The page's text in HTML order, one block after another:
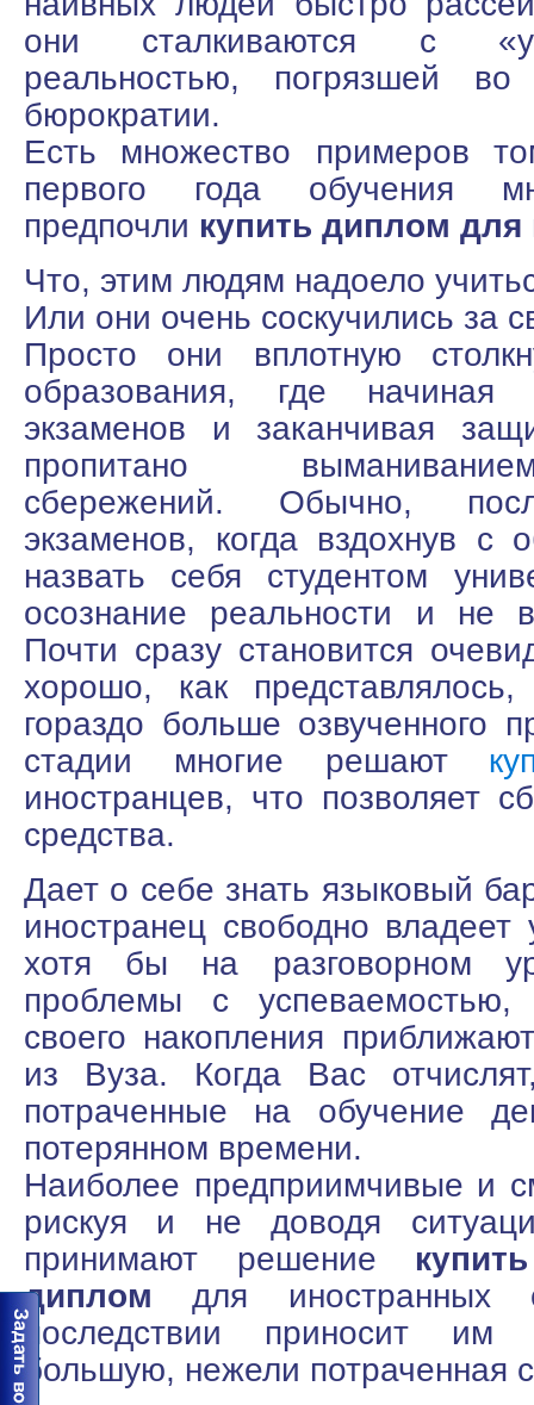
они сталкиваются с
реальностью, погрязшей во
бюрократии.
Есть множество примеров
первого года обучения
предпочли купить диплом для
Что, этим людям надоело
Или они очень соскучились за
Просто они вплотную
образования, где начиная
экзаменов и заканчивая
пропитано
сбережений. Обычно,
экзаменов, когда вздохнув с
назвать себя студентом
осознание реальности и
Почти сразу становится
хорошо, как
гораздо больше озвученного
стадии многие решают
иностранцев, что позволяет
средства.
Дает о себе знать языковый
иностранец свободно владеет
хотя бы на разговорном
проблемы с
своего накопления
из Вуза. Когда Вас
потраченные на обучение
потерянном времени.
Наиболее предприимчивые и
рискуя и не доводя
принимают решение
диплом для иностранных
последствии приносит им
большую, нежели потраченная